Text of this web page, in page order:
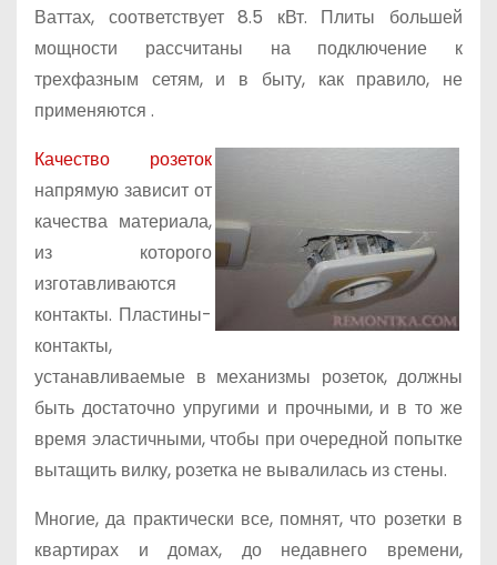
Ваттах, соответствует 8.5 кВт. Плиты большей
мощности рассчитаны на подключение к
трехфазным сетям, и в быту, как правило, не
применяются .
Качество розеток
напрямую зависит от
качества материала,
из которого
изготавливаются
контакты. Пластины-
контакты,
устанавливаемые в механизмы розеток, должны
быть достаточно упругими и прочными, и в то же
время эластичными, чтобы при очередной попытке
вытащить вилку, розетка не вывалилась из стены.
Многие, да практически все, помнят, что розетки в
квартирах и домах, до недавнего времени,